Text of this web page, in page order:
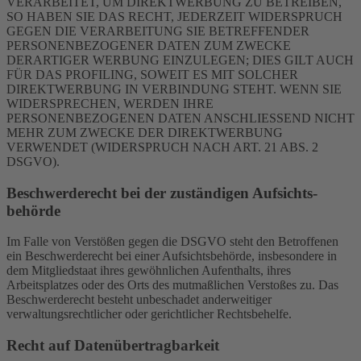
SO HABEN SIE DAS RECHT, JEDERZEIT WIDERSPRUCH
GEGEN DIE VERARBEITUNG SIE BETREFFENDER
PERSONENBEZOGENER DATEN ZUM ZWECKE
DERARTIGER WERBUNG EINZULEGEN; DIES GILT AUCH
FÜR DAS PROFILING, SOWEIT ES MIT SOLCHER
DIREKTWERBUNG IN VERBINDUNG STEHT. WENN SIE
WIDERSPRECHEN, WERDEN IHRE
PERSONENBEZOGENEN DATEN ANSCHLIESSEND NICHT
MEHR ZUM ZWECKE DER DIREKTWERBUNG
VERWENDET (WIDERSPRUCH NACH ART. 21 ABS. 2
DSGVO).
Beschwerde­recht bei der zuständigen Aufsichts­
behörde
Im Falle von Verstößen gegen die DSGVO steht den Betroffenen
ein Beschwerderecht bei einer Aufsichtsbehörde, insbesondere in
dem Mitgliedstaat ihres gewöhnlichen Aufenthalts, ihres
Arbeitsplatzes oder des Orts des mutmaßlichen Verstoßes zu. Das
Beschwerderecht besteht unbeschadet anderweitiger
verwaltungsrechtlicher oder gerichtlicher Rechtsbehelfe.
Recht auf Daten­übertrag­barkeit